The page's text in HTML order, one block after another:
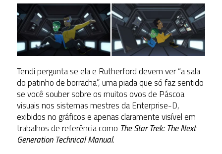
Tendi pergunta se ela e Rutherford devem ver “a sala
do patinho de borracha”, uma piada que só faz sentido
se você souber sobre os muitos ovos de Páscoa
visuais nos sistemas mestres da Enterprise-D,
exibidos no gráficos e apenas claramente visível em
trabalhos de referência como The Star Trek: The Next
Generation Technical Manual.